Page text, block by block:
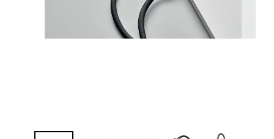
Más Regalos